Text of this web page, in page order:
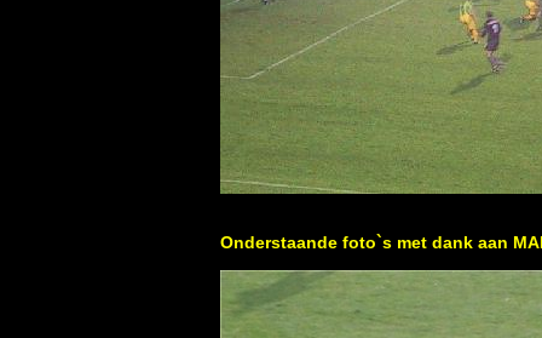
Onderstaande foto`s met dank aan